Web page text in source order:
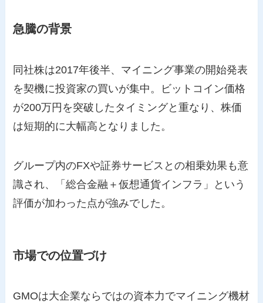
急騰の背景
同社株は2017年後半、マイニング事業の開始発表
を契機に投資家の買いが集中。ビットコイン価格
が200万円を突破したタイミングと重なり、株価
は短期的に大幅高となりました。
グループ内のFXや証券サービスとの相乗効果も意
識され、「総合金融＋仮想通貨インフラ」という
評価が加わった点が強みでした。
市場での位置づけ
GMOは大企業ならではの資本力でマイニング機材